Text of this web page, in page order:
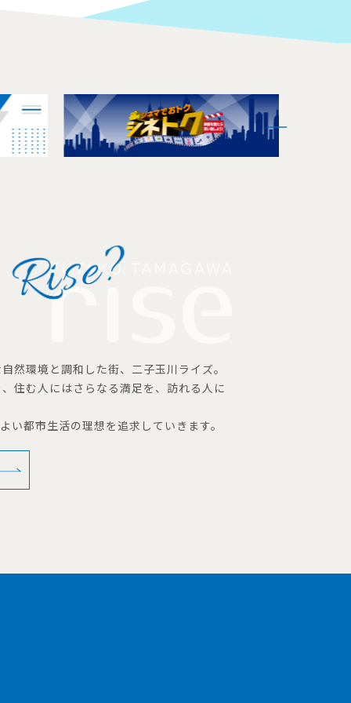
然環境と調和した街、二子玉川ライズ。
住む人にはさらなる満足を、訪れる人に
い都市生活の理想を追求していきます。